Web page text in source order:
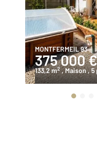
MONTFERMEIL 93
375 000 €
133,2 m2 , Maison, 5